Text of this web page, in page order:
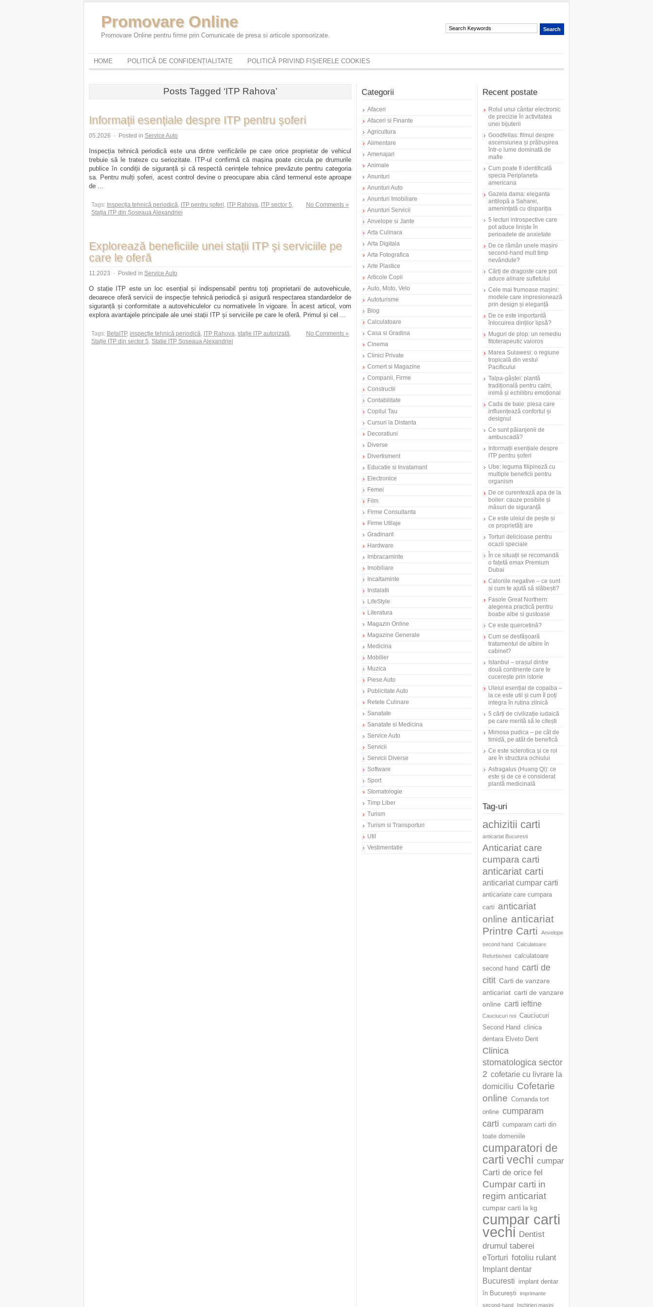
Promovare Online
Promovare Online pentru firme prin Comunicate de presa si articole sponsorizate.
HOME POLITICĂ DE CONFIDENȚIALITATE POLITICĂ PRIVIND FIȘIERELE COOKIES
Posts Tagged ‘ITP Rahova’
Informații esențiale despre ITP pentru șoferi
05.2026 · Posted in Service Auto
Inspecția tehnică periodică este una dintre verificările pe care orice proprietar de vehicul
trebuie să le trateze cu seriozitate. ITP-ul confirmă că mașina poate circula pe drumurile
publice în condiții de siguranță și că respectă cerințele tehnice prevăzute pentru categoria
sa. Pentru mulți șoferi, acest control devine o preocupare abia când termenul este aproape
de ...
No Comments »
Tags: Inspecția tehnică periodică, ITP pentru șoferi, ITP Rahova, ITP sector 5,
Stația ITP din Șoseaua Alexandriei
Explorează beneficiile unei stații ITP și serviciile pe
care le oferă
11.2023 · Posted in Service Auto
O stație ITP este un loc esențial și indispensabil pentru toți proprietarii de autovehicule,
deoarece oferă servicii de inspecție tehnică periodică și asigură respectarea standardelor de
siguranță și conformitate a autovehiculelor cu normativele în vigoare. În acest articol, vom
explora avantajele principale ale unei stații ITP și serviciile pe care le oferă. Primul și cel ...
No Comments »
Tags: BetaITP, inspecție tehnică periodică, ITP Rahova, stație ITP autorizată,
Stație ITP din sector 5, Statie ITP Soseaua Alexandriei
Categorii
Afaceri
Afaceri si Finante
Agricultura
Alimentare
Amenajari
Animale
Anunturi
Anunturi Auto
Anunturi Imobiliare
Anunturi Servicii
Anvelope si Jante
Arta Culinara
Arta Digitala
Arta Fotografica
Arte Plastice
Articole Copii
Auto, Moto, Velo
Autoturisme
Blog
Calculatoare
Casa si Gradina
Cinema
Clinici Private
Comert si Magazine
Companii, Firme
Constructii
Contabilitate
Copilul Tau
Cursuri la Distanta
Decoratiuni
Diverse
Divertisment
Educatie si Invatamant
Electronice
Femei
Film
Firme Consultanta
Firme Utilaje
Gradinarit
Hardware
Imbracaminte
Imobiliare
Incaltaminte
Instalatii
LifeStyle
Literatura
Magazin Online
Magazine Generale
Medicina
Mobilier
Muzica
Piese Auto
Publicitate Auto
Retete Culinare
Sanatate
Sanatate si Medicina
Service Auto
Servicii
Servicii Diverse
Software
Sport
Stomatologie
Timp Liber
Turism
Turism si Transporturi
Util
Vestimentatie
Recent postate
Rolul unui cântar electronic
de precizie în activitatea
unei bijuterii
Goodfellas: filmul despre
ascensiunea și prăbușirea
într-o lume dominată de
mafie
Cum poate fi identificată
specia Periplaneta
americana
Gazela dama: eleganta
antilopă a Saharei,
amenințată cu dispariția
5 lecturi introspective care
pot aduce liniște în
perioadele de anxietate
De ce rămân unele mașini
second-hand mult timp
nevândute?
Cărți de dragoste care pot
aduce alinare sufletului
Cele mai frumoase mașini:
modele care impresionează
prin design și eleganță
De ce este importantă
înlocuirea dinților lipsă?
Muguri de plop: un remediu
fitoterapeutic valoros
Marea Sulawesi: o regiune
tropicală din vestul
Pacificului
Talpa-gâștei: plantă
tradițională pentru calm,
inimă și echilibru emoțional
Cada de baie: piesa care
influențează confortul și
designul
Ce sunt păianjenii de
ambuscadă?
Informații esențiale despre
ITP pentru șoferi
Ube: leguma filipineză cu
multiple beneficii pentru
organism
De ce curentează apa de la
boiler: cauze posibile și
măsuri de siguranță
Ce este uleiul de pește și
ce proprietăți are
Torturi delicioase pentru
ocazii speciale
În ce situații se recomandă
o fațetă emax Premium
Dubai
Caloriile negative – ce sunt
și cum te ajută să slăbești?
Fasole Great Northern:
alegerea practică pentru
boabe albe si gustoase
Ce este quercetină?
Cum se desfășoară
tratamentul de albire în
cabinet?
Istanbul – orașul dintre
două continente care te
cucerește prin istorie
Uleiul esențial de copaiba –
la ce este util și cum îl poți
integra în rutina zilnică
5 cărți de civilizație iudaică
pe care merită să le citești
Mimosa pudica – pe cât de
timidă, pe atât de benefică
Ce este sclerotica și ce rol
are în structura ochiului
Astragalus (Huang Qi): ce
este și de ce e considerat
plantă medicinală
Tag-uri
achizitii carti
anticariat Bucuresti
Anticariat care
cumpara carti
anticariat carti
anticariat cumpar carti
anticariate care cumpara
carti
anticariat
online anticariat
Printre Carti
Anvelope
second hand Calculatoare
Refurbished calculatoare
second hand carti de
citit Carti de vanzare
anticariat carti de vanzare
online carti ieftine
Cauciucuri noi Cauciucuri
Second Hand clinica
dentara Elveto Dent
Clinica
stomatologica sector
2 cofetarie cu livrare la
domiciliu Cofetarie
online Comanda tort
online cumparam
carti cumparam carti din
toate domeniile
cumparatori de
carti vechi cumpar
Carti de orice fel
Cumpar carti in
regim anticariat
cumpar carti la kg
cumpar carti
vechi Dentist
drumul taberei
eTorturi fotoliu rulant
Implant dentar
Bucuresti
implant dentar
în București
imprimante
second-hand
Inchirieri masini